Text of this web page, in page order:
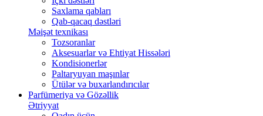
Saxlama qabları
Qab-qacaq dəstləri
Məişət texnikası
Tozsoranlar
Aksesuarlar və Ehtiyat Hissələri
Kondisionerlər
Paltaryuyan maşınlar
Ütülər və buxarlandırıcılar
Parfümeriya və Gözəllik
Ətriyyat